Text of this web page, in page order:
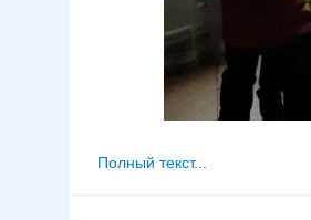
Полный текст...